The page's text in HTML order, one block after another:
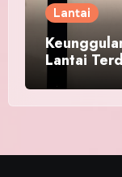
Lantai
Lantai